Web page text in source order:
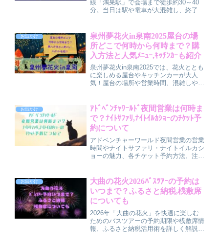
線「鴻巣駅」で会場まで徒歩約30～40
分。当日は駅や電車が大混雑し、終了後
ャトルバス情報やアクセス方法を詳しく
解説し、快適に花火を楽しむためのポイ
ントを紹介します。
お出かけ
泉州夢花火in泉南2025屋台の場
所どこで何時から何時まで？購
入方法と人気ﾒﾆｭｰ,ｷｯﾁﾝｶｰも紹介
泉州夢花火in泉南2025では、花火ととも
に楽しめる屋台やキッチンカーが大人
気！屋台の場所や営業時間、混雑しやす
人気メニューやおすすめグルメもチェッ
ク。屋台グルメと花火を満喫するための
情報をまとめました。
お出かけ
ｱﾄﾞﾍﾞﾝﾁｬﾜｰﾙﾄﾞ夜間営業は何時ま
で？ﾅｲﾄｻﾌｧﾘ,ﾅｲﾄｲﾙｶｼｮｰのﾁｹｯﾄ予
約について
アドベンチャーワールド夜間営業の営業
時間やナイトサファリ・ナイトイルカシ
ョーの魅力、各チケット予約方法、注意
約タイミング、当日の楽しみ方もしっか
り紹介。早めの準備で素敵な思い出を！
お出かけ
大曲の花火2026ﾊﾞｽﾂｱｰの予約は
いつまで？ふるさと納税,桟敷席
についても
2026年「大曲の花火」を快適に楽しむ
ためのバスツアーの予約期限や桟敷席情
報、ふるさと納税活用術を詳しく解説。